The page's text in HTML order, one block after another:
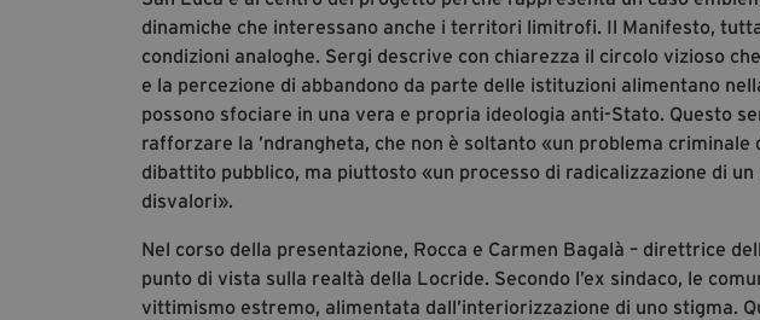
dinamiche che interessano anche i territori limitrofi. Il Manifesto,
condizioni analoghe. Sergi descrive con chiarezza il circolo vizioso
e la percezione di abbandono da parte delle istituzioni alimentano
possono sfociare in una vera e propria ideologia anti-Stato. Questo
rafforzare la ’ndrangheta, che non è soltanto «un problema
dibattito pubblico, ma piuttosto «un processo di radicalizzazione di
disvalori».
Nel corso della presentazione, Rocca e Carmen Bagalà – direttrice
punto di vista sulla realtà della Locride. Secondo l’ex sindaco, le
vittimismo estremo, alimentata dall’interiorizzazione di uno stigma.